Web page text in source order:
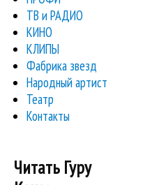
ТВ и РАДИО
КИНО
КЛИПЫ
Фабрика звезд
Народный артист
Театр
Контакты
Читать Гуру